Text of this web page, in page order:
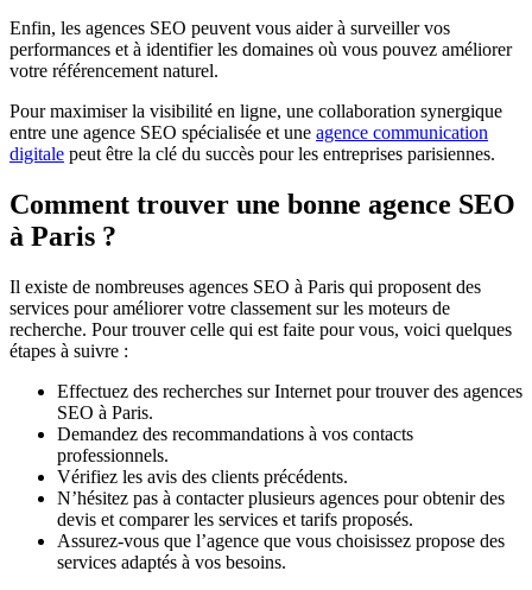
Enfin, les agences SEO peuvent vous aider à surveiller vos
performances et à identifier les domaines où vous pouvez améliorer
votre référencement naturel.
Pour maximiser la visibilité en ligne, une collaboration synergique
entre une agence SEO spécialisée et une agence communication
digitale peut être la clé du succès pour les entreprises parisiennes.
Comment trouver une bonne agence SEO
à Paris ?
Il existe de nombreuses agences SEO à Paris qui proposent des
services pour améliorer votre classement sur les moteurs de
recherche. Pour trouver celle qui est faite pour vous, voici quelques
étapes à suivre :
Effectuez des recherches sur Internet pour trouver des agences
SEO à Paris.
Demandez des recommandations à vos contacts
professionnels.
Vérifiez les avis des clients précédents.
N’hésitez pas à contacter plusieurs agences pour obtenir des
devis et comparer les services et tarifs proposés.
Assurez-vous que l’agence que vous choisissez propose des
services adaptés à vos besoins.